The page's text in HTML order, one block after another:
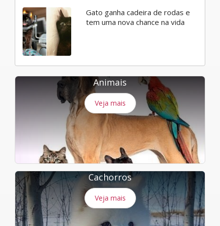
Gato ganha cadeira de rodas e
tem uma nova chance na vida
Animais
Veja mais
Cachorros
Veja mais